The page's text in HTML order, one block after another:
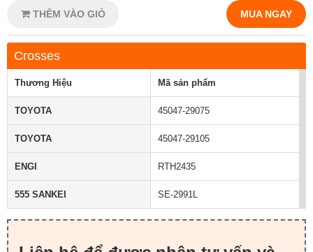
THÊM VÀO GIỎ MUA NGAY
Crosses
Thương Hiệu Mã sản phẩm
TOYOTA 45047-29075
TOYOTA 45047-29105
ENGI RTH2435
555 SANKEI SE-2991L